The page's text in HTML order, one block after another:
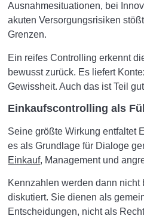
Ausnahmesituationen, bei
akuten Versorgungsrisiken
Grenzen.
Ein reifes Controlling erkennt
bewusst zurück. Es liefert
Gewissheit. Auch das ist Teil
Einkaufscontrolling als
Seine größte Wirkung entfaltet
es als Grundlage für Dialoge
Einkauf, Management und
Kennzahlen werden dann nicht
diskutiert. Sie dienen als
Entscheidungen, nicht als